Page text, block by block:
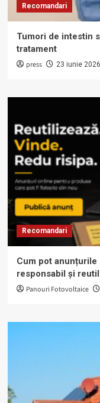
Recomandari
Tumori de intestin
tratament
press 23 iunie 2026
Recomandari
Cum pot anunțurile
responsabil și
Panouri Fotovoltaice